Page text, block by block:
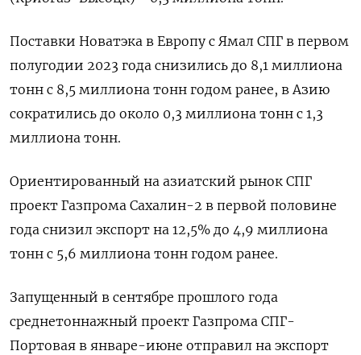
Поставки Новатэка в Европу с Ямал СПГ в первом
полугодии 2023 года снизились до 8,1 миллиона
тонн с 8,5 миллиона тонн годом ранее, в Азию
сократились до около 0,3 миллиона тонн с 1,3
миллиона тонн.
Ориентированный на азиатский рынок СПГ
проект Газпрома Сахалин-2 в первой половине
года снизил экспорт на 12,5% до 4,9 миллиона
тонн с 5,6 миллиона тонн годом ранее.
Запущенный в сентябре прошлого года
среднетоннажный проект Газпрома СПГ-
Портовая в январе-июне отправил на экспорт